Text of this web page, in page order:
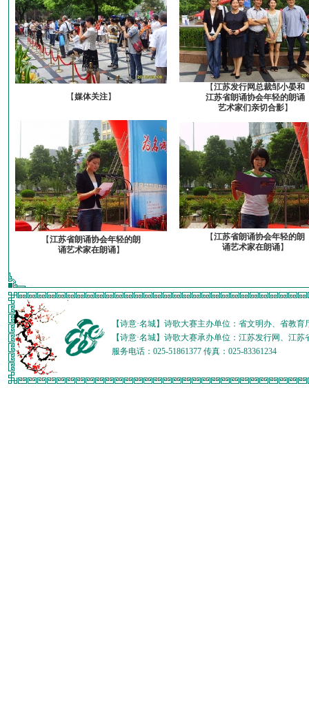
【媒体关注】
【江苏发行网总裁邹小晏和
江苏省朗诵协会年轻的朗诵
艺术家们亲切合影】
【江苏省朗诵协会年轻的朗
诵艺术家在朗诵】
【江苏省朗诵协会年轻的朗
诵艺术家在朗诵】
【诗意·名城】诗歌大赛主办单位：省文明办、省教
【诗意·名城】诗歌大赛承办单位：江苏发行网、江
服务电话：025-51861377 传真：025-83361234